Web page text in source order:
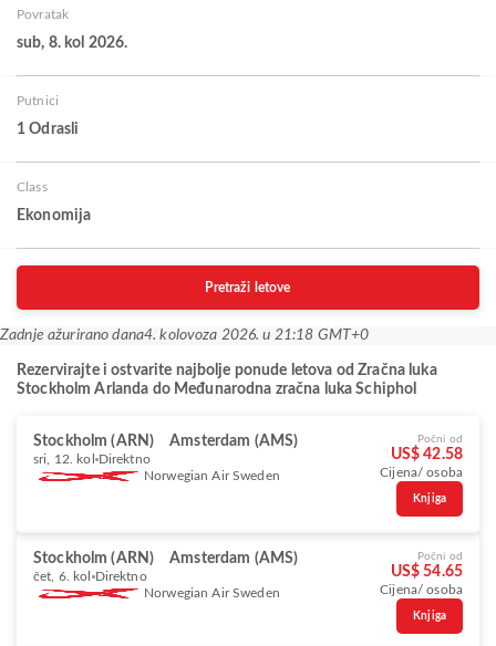
Povratak
sub, 8. kol 2026.
Putnici
1 Odrasli
Class
Ekonomija
Pretraži letove
Zadnje ažurirano dana4. kolovoza 2026. u 21:18 GMT+0
Rezervirajte i ostvarite najbolje ponude letova od Zračna luka
Stockholm Arlanda do Međunarodna zračna luka Schiphol
Stockholm (ARN) Amsterdam (AMS)
sri, 12. kol Direktno
Norwegian Air Sweden
Počni od
US$ 42.58
Cijena/ osoba
Knjiga
Stockholm (ARN) Amsterdam (AMS)
čet, 6. kol Direktno
Norwegian Air Sweden
Počni od
US$ 54.65
Cijena/ osoba
Knjiga